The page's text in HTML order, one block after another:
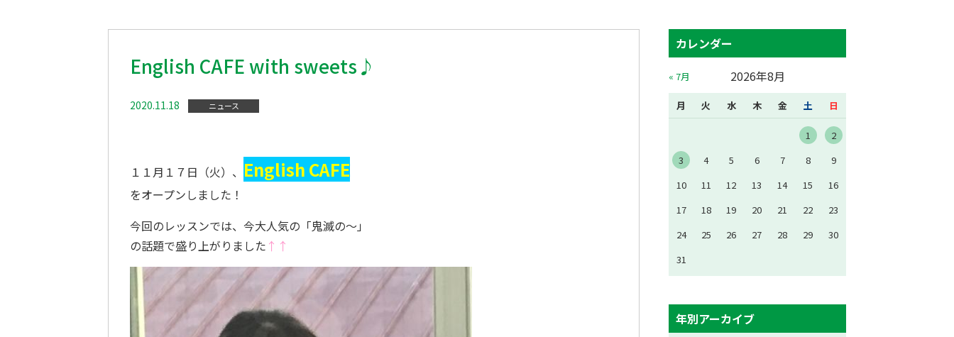
English CAFE with sweets♪
2020.11.18 ニュース
１１月１７日（火）、 English CAFE
をオープンしました！
今回のレッスンでは、今大人気の「鬼滅の～」
の話題で盛り上がりました ↑↑
カレンダー
2026年8月
月 火 水 木 金 土 日
1
2
3
4 5 6 7 8
9
10
11 12 13 14 15
16
17
18 19 20 21 22
23
24
25 26 27 28 29
30
31
« 7月
年別アーカイブ